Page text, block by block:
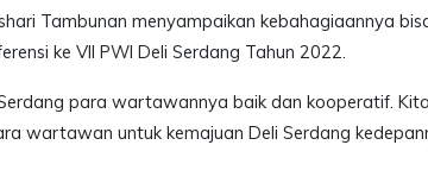
Tambunan menyampaikan kebahagiaannya
ke VII PWI Deli Serdang Tahun 2022.
para wartawannya baik dan kooperatif.
wartawan untuk kemajuan Deli Serdang